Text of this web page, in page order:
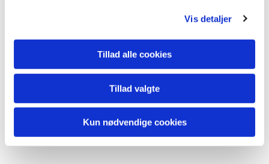
Vis detaljer
Tillad alle cookies
Tillad valgte
Kun nødvendige cookies
Du vil måske også kunne
lide...